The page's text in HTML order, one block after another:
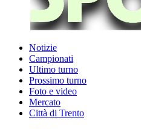
Notizie
Campionati
Ultimo turno
Prossimo turno
Foto e video
Mercato
Città di Trento